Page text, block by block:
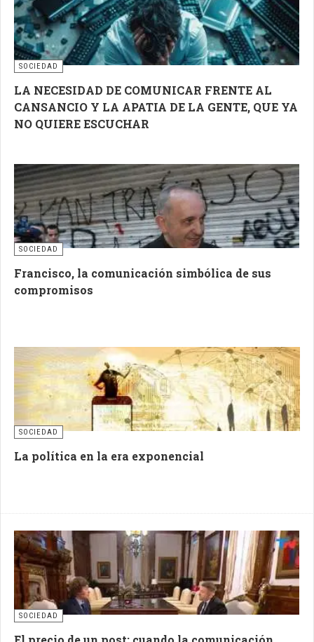
SOCIEDAD
LA NECESIDAD DE COMUNICAR FRENTE AL
CANSANCIO Y LA APATIA DE LA GENTE, QUE YA
NO QUIERE ESCUCHAR
SOCIEDAD
Francisco, la comunicación simbólica de sus
compromisos
SOCIEDAD
La política en la era exponencial
SOCIEDAD